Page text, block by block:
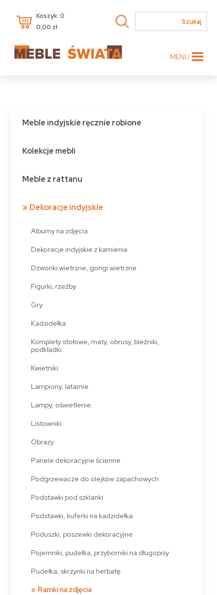
Koszyk: 0
0,00 zł
MENU
Meble indyjskie ręcznie robione
Kolekcje mebli
Meble z rattanu
Dekoracje indyjskie
Albumy na zdjęcia
Dekoracje indyjskie z kamienia
Dzwonki wietrzne, gongi wietrzne
Figurki, rzeźby
Gry
Kadzidełka
Komplety stołowe, maty, obrusy, bieżniki,
podkładki
Kwietniki
Lampiony, latarnie
Lampy, oświetlenie
Listowniki
Obrazy
Panele dekoracyjne ścienne
Podgrzewacze do olejków zapachowych
Podstawki pod szklanki
Podstawki, kuferki na kadzidełka
Poduszki, poszewki dekoracyjne
Pojemniki, pudełka, przyborniki na długopisy
Pudełka, skrzynki na herbatę
Ramki na zdjęcia